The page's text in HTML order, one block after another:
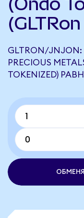
GLTRON/JNJON:
PRECIOUS
TOKENIZED)